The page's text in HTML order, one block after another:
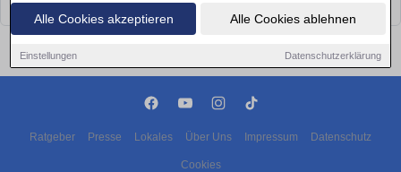
Alle Cookies akzeptieren Alle Cookies ablehnen
Einstellungen Datenschutzerklärung
bald wieder vorbei!
Ratgeber Presse Lokales Über Uns Impressum Datenschutz
Cookies